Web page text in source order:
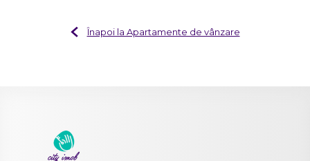
Înapoi la Apartamente de vânzare